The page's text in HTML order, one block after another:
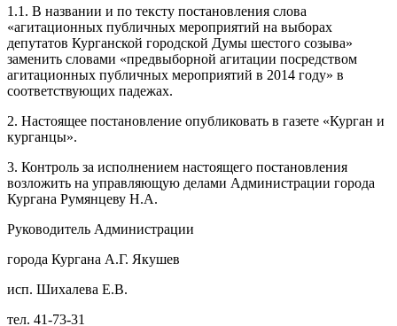
1.1. В названии и по тексту постановления слова
«агитационных публичных мероприятий на выборах
депутатов Курганской городской Думы шестого созыва»
заменить словами «предвыборной агитации посредством
агитационных публичных мероприятий в 2014 году» в
соответствующих падежах.
2. Настоящее постановление опубликовать в газете «Курган и
курганцы».
3. Контроль за исполнением настоящего постановления
возложить на управляющую делами Администрации города
Кургана Румянцеву Н.А.
Руководитель Администрации
города Кургана А.Г. Якушев
исп. Шихалева Е.В.
тел. 41-73-31